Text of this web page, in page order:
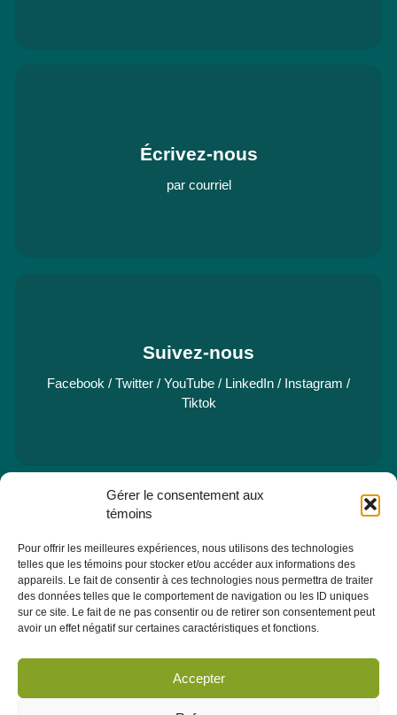
Gérer le consentement aux
témoins
Pour offrir les meilleures expériences, nous utilisons des technologies
telles que les témoins pour stocker et/ou accéder aux informations des
appareils. Le fait de consentir à ces technologies nous permettra de traiter
des données telles que le comportement de navigation ou les ID uniques
sur ce site. Le fait de ne pas consentir ou de retirer son consentement peut
avoir un effet négatif sur certaines caractéristiques et fonctions.
Accepter
Écrivez-nous
par courriel
Suivez-nous
Facebook / Twitter / YouTube / LinkedIn / Instagram /
Tiktok
Pavillon Manicouagan, 7
Jonquière (Québec) G7X 7W2
Consulter la section À PROPOS - ÉQUIPE pour les coordonnées
des membres de l'équipe.
Abonnez-vous dès maintenant à notre infolettre pour recevoir
toutes les actualités, les évènements et autres concernant le